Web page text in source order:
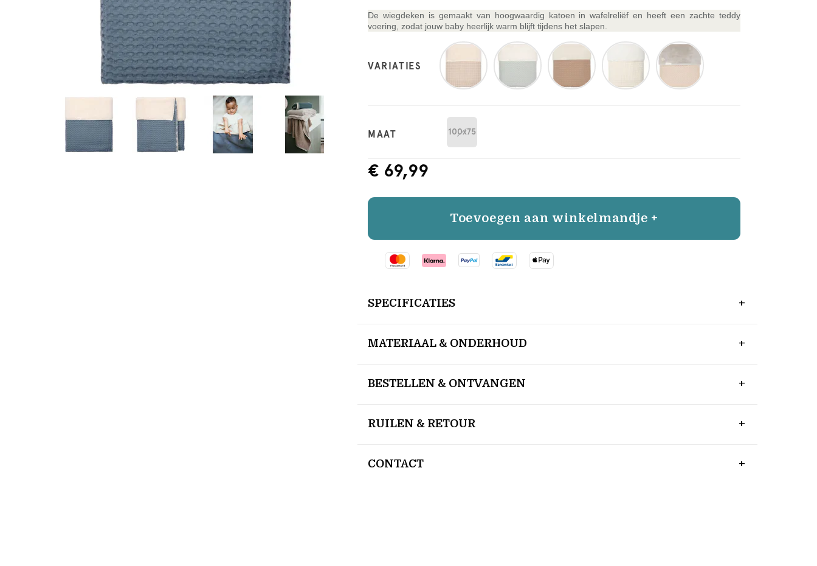
De wiegdeken is gemaakt van hoogwaardig katoen in wafelreliëf en heeft een zachte teddy
voering, zodat jouw baby heerlijk warm blijft tijdens het slapen.
VARIATIES
MAAT 100x75
€ 69,99
Toevoegen aan winkelmandje +
SPECIFICATIES
MATERIAAL & ONDERHOUD
BESTELLEN & ONTVANGEN
RUILEN & RETOUR
CONTACT